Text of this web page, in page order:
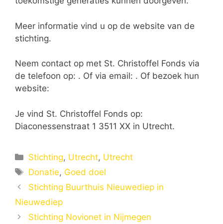
Meer informatie vind u op de website van de
stichting.
Neem contact op met St. Christoffel Fonds via
de telefoon op: . Of via email: . Of bezoek hun
website:
Je vind St. Christoffel Fonds op:
Diaconessenstraat 1 3511 XX in Utrecht.
Categorieën
Stichting, Utrecht, Utrecht
Tags
Donatie, Goed doel
Stichting Buurthuis Nieuwediep in
Nieuwediep
Stichting Novionet in Nijmegen